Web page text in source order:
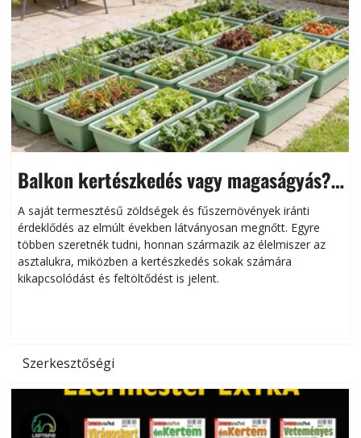
Balkon kertészkedés vagy magaságyás?
Helytakarékos kertészkedés
A saját termesztésű zöldségek és fűszernövények iránti
érdeklődés az elmúlt években látványosan megnőtt. Egyre
többen szeretnék tudni, honnan származik az élelmiszer az
asztalukra, miközben a kertészkedés sokak számára
kikapcsolódást és feltöltődést is jelent.
Szerkesztőségi